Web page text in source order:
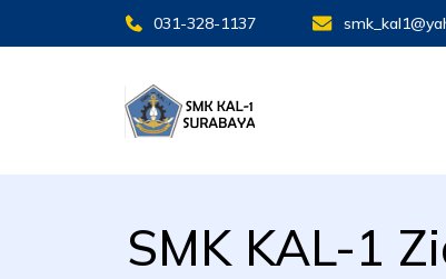
031-328-1137
SMK KAL-1